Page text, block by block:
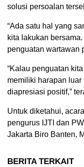
solusi persoalan
“Ada satu hal yang
kita lakukan
penguatan wartawan
“Kalau penguatan
memiliki harapan
diapresiasi positif,”
Untuk diketahui,
pengurus IJTI dan
Jakarta Biro Banten,
BERITA TERKAIT